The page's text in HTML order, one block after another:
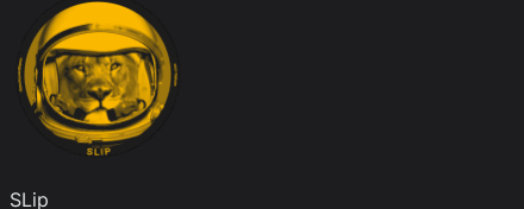
SLip